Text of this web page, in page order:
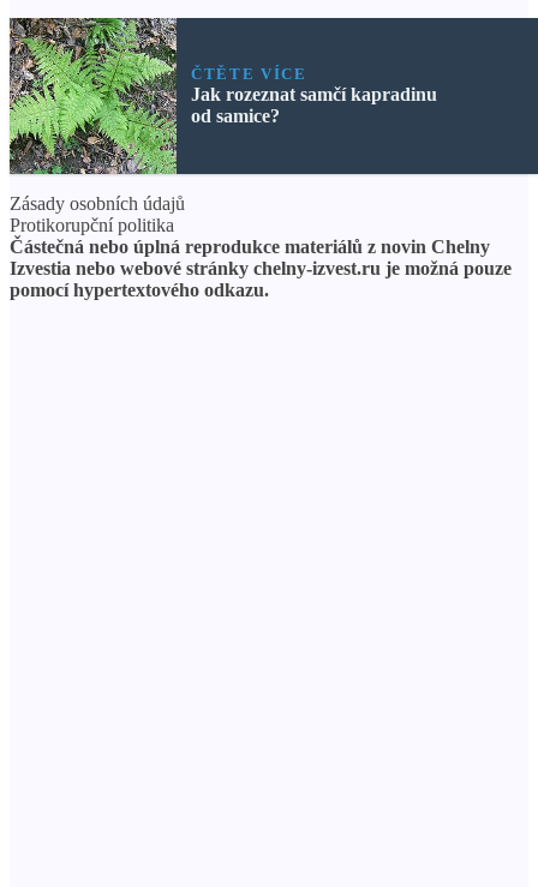
ČTĚTE VÍCE
Jak rozeznat samčí kapradinu
od samice?
Zásady osobních údajů
Protikorupční politika
Částečná nebo úplná reprodukce materiálů z novin Chelny
Izvestia nebo webové stránky chelny-izvest.ru je možná pouze
pomocí hypertextového odkazu.